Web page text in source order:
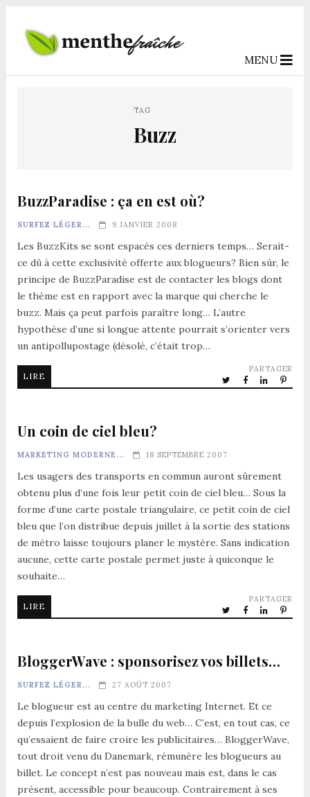
MENU
TAG
Buzz
BuzzParadise : ça en est où?
SURFEZ LÉGER... 9 JANVIER 2008
Les BuzzKits se sont espacés ces derniers temps… Serait-
ce dû à cette exclusivité offerte aux blogueurs? Bien sûr, le
principe de BuzzParadise est de contacter les blogs dont
le thème est en rapport avec la marque qui cherche le
buzz. Mais ça peut parfois paraître long… L’autre
hypothèse d’une si longue attente pourrait s’orienter vers
un antipollupostage (désolé, c’était trop…
LIRE
PARTAGER
Un coin de ciel bleu?
MARKETING MODERNE... 18 SEPTEMBRE 2007
Les usagers des transports en commun auront sûrement
obtenu plus d’une fois leur petit coin de ciel bleu… Sous la
forme d’une carte postale triangulaire, ce petit coin de ciel
bleu que l’on distribue depuis juillet à la sortie des stations
de métro laisse toujours planer le mystère. Sans indication
aucune, cette carte postale permet juste à quiconque le
souhaite…
LIRE
PARTAGER
BloggerWave : sponsorisez vos billets…
SURFEZ LÉGER... 27 AOÛT 2007
Le blogueur est au centre du marketing Internet. Et ce
depuis l’explosion de la bulle du web… C’est, en tout cas, ce
qu’essaient de faire croire les publicitaires… BloggerWave,
tout droit venu du Danemark, rémunère les blogueurs au
billet. Le concept n’est pas nouveau mais est, dans le cas
présent, accessible pour beaucoup. Contrairement à ses